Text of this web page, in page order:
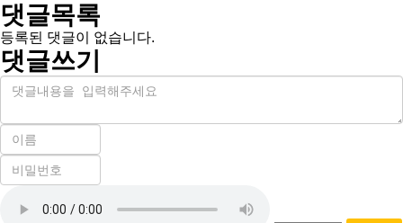
댓글목록
등록된 댓글이 없습니다.
댓글쓰기
내
이
필
수
비
밀